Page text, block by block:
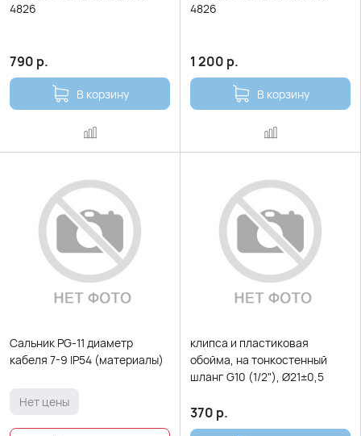
4826
790 р.
В корзину
4826
1 200 р.
В корзину
Сальник PG-11 диаметр
кабеля 7-9 IP54 (материалы)
Нет цены
клипса и пластиковая
обойма, на тонкостенный
шланг G10 (1/2"), Ø21±0,5
370 р.